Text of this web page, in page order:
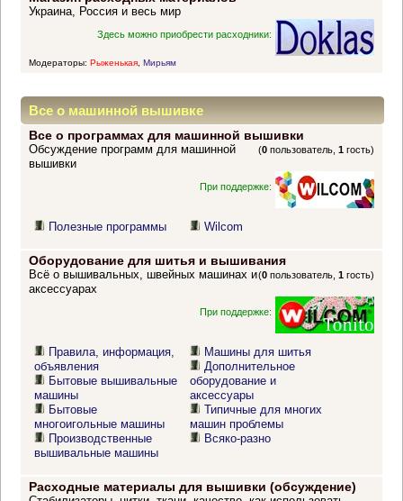
Украина, Россия и весь мир
Здесь можно приобрести расходники:
Модераторы: Рыженькая, Мирьям
Все о машинной вышивке
Все о программах для машинной вышивки
(0 пользователь,1 гость)
Обсуждение программ для машинной
вышивки
При поддержке:
Полезные программы Wilcom
Оборудование для шитья и вышивания
(0 пользователь,1 гость)
Всё о вышивальных, швейных машинах и
аксессуарах
При поддержке:
Правила, информация,
объявления
Бытовые вышивальные
машины
Бытовые
многоигольные машины
Производственные
вышивальные машины
Машины для шитья
Дополнительное
оборудование и
аксессуары
Типичные для многих
машин проблемы
Всяко-разно
Расходные материалы для вышивки (обсуждение)